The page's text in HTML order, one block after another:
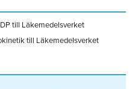
till Läkemedelsverket
till Läkemedelsverket